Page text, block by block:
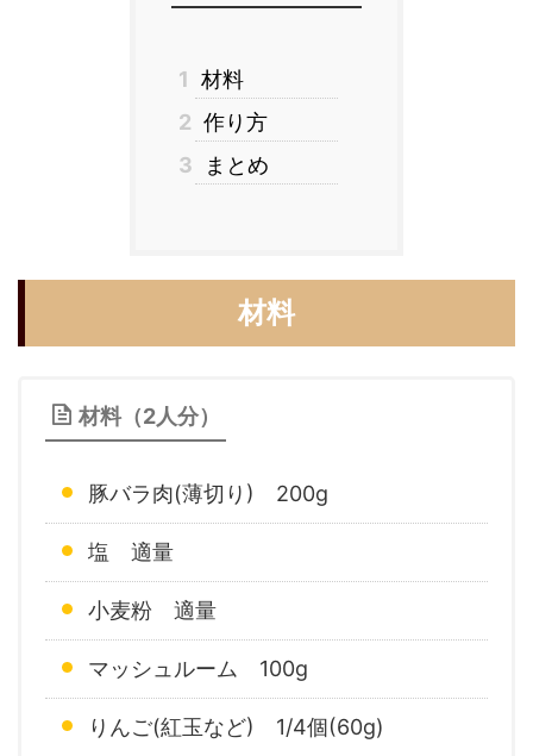
1 材料
2 作り方
3
まとめ
材料
材料（2人分）
豚バラ肉(薄切り) 200g
塩 適量
小麦粉 適量
マッシュルーム 100g
りんご(紅玉など) 1/4個(60g)